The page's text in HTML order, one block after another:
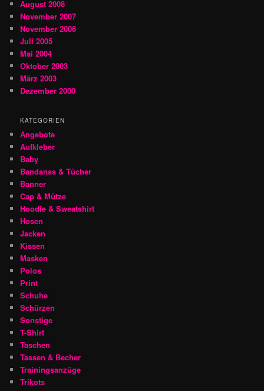
August 2008
November 2007
November 2006
Juli 2005
Mai 2004
Oktober 2003
März 2003
Dezember 2000
KATEGORIEN
Angebote
Aufkleber
Baby
Bandanas & Tücher
Banner
Cap & Mütze
Hoodie & Sweatshirt
Hosen
Jacken
Kissen
Masken
Polos
Print
Schuhe
Schürzen
Sonstige
T-Shirt
Taschen
Tassen & Becher
Trainingsanzüge
Trikots